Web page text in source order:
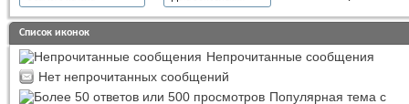
Список иконок
Непрочитанные сообщения
Нет непрочитанных сообщений
Популярная тема с